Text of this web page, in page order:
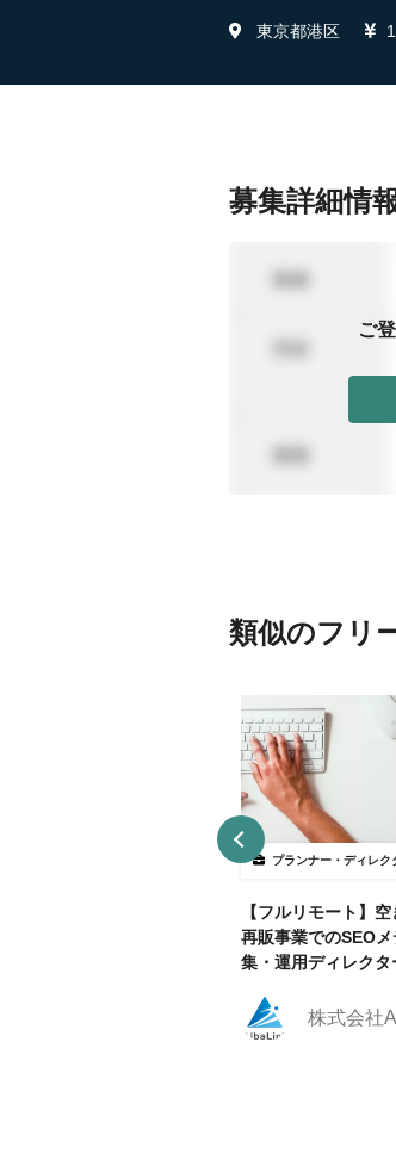
東京都港区
募集詳細情
ご
類似のフリ
プランナー・ディレク
【フルリモート】
再販事業でのSEO
集・運用ディレクタ
株式会社